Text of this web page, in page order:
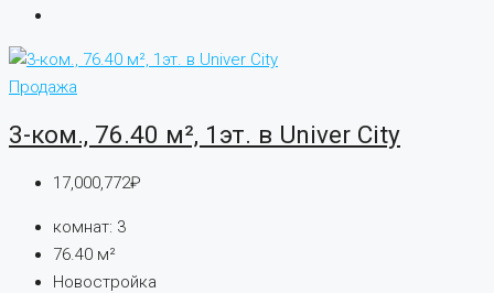
Продажа
3-ком., 76.40 м², 1эт. в Univer City
17,000,772₽
комнат: 3
76.40 м²
Новостройка